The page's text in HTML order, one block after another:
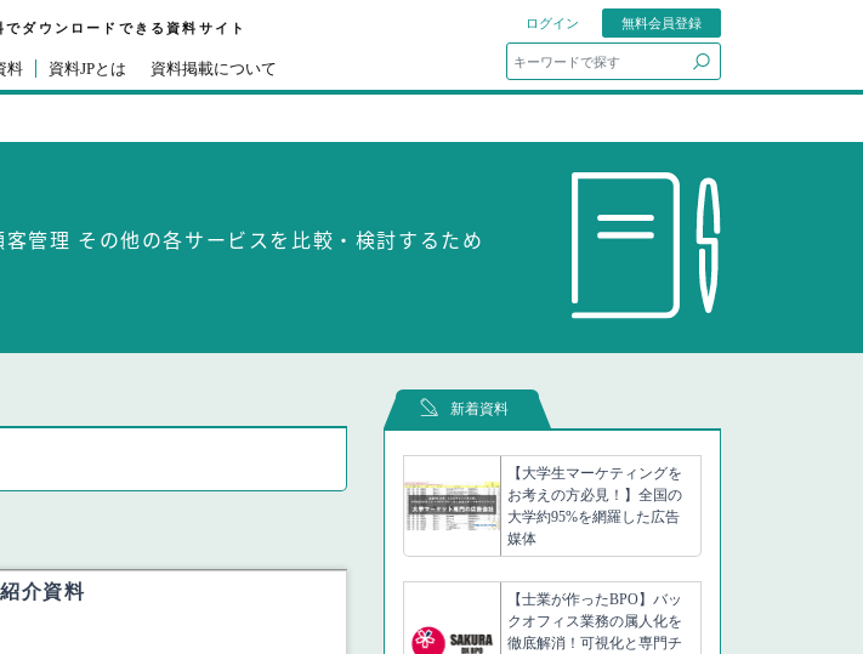
ダウンロードできる資料サイト
料 資料JPとは 資料掲載について
ログイン
無料会員登録
管理 その他の各サービスを比較・検討するため
介資料
新着資料
【大学生マーケティングを
お考えの方必見！】全国の
大学約95%を網羅した広告
媒体
【士業が作ったBPO】バッ
クオフィス業務の属人化を
徹底解消！可視化と専門チ